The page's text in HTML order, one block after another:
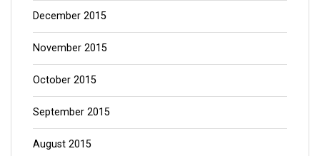
December 2015
November 2015
October 2015
September 2015
August 2015